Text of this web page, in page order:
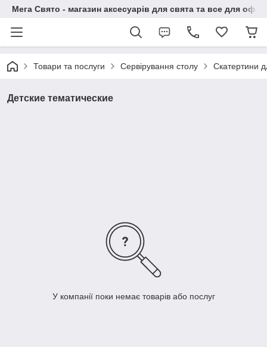
Мега Свято - магазин аксесуарів для свята та все для
Товари та послуги Сервірування столу Скатертини
Детские тематические
У компанії поки немає товарів або послуг